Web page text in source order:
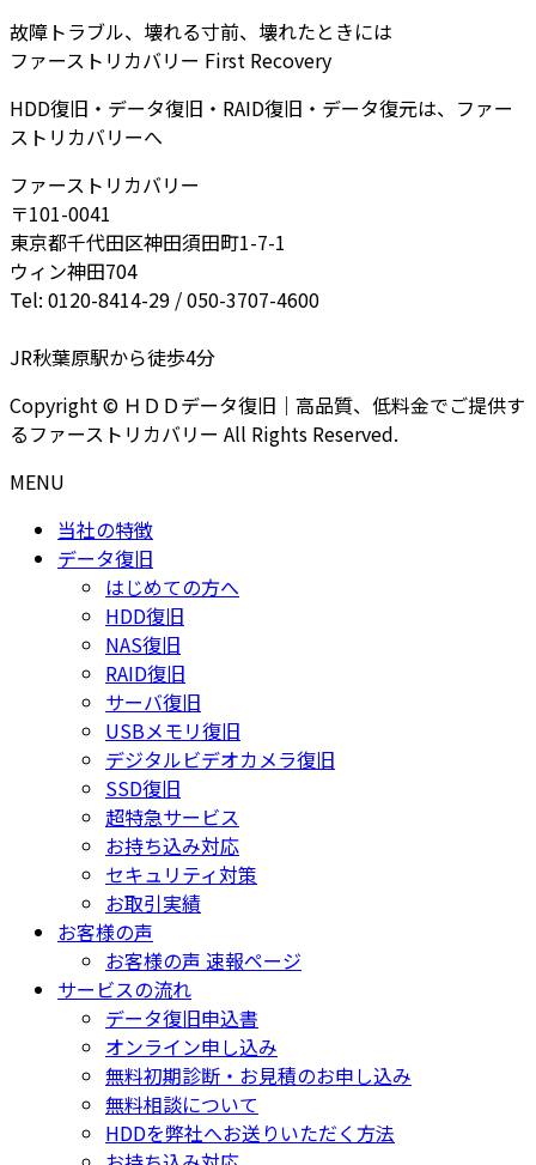
故障トラブル、壊れる寸前、壊れたときには
ファーストリカバリー First Recovery
HDD復旧・データ復旧・RAID復旧・データ復元は、ファー
ストリカバリーへ
ファーストリカバリー
〒101-0041
東京都千代田区神田須田町1-7-1
ウィン神田704
Tel: 0120-8414-29 / 050-3707-4600
JR秋葉原駅から徒歩4分
Copyright © ＨＤＤデータ復旧｜高品質、低料金でご提供す
るファーストリカバリー All Rights Reserved.
MENU
当社の特徴
データ復旧
はじめての方へ
HDD復旧
NAS復旧
RAID復旧
サーバ復旧
USBメモリ復旧
デジタルビデオカメラ復旧
SSD復旧
超特急サービス
お持ち込み対応
セキュリティ対策
お取引実績
お客様の声
お客様の声 速報ページ
サービスの流れ
データ復旧申込書
オンライン申し込み
無料初期診断・お見積のお申し込み
無料相談について
HDDを弊社へお送りいただく方法